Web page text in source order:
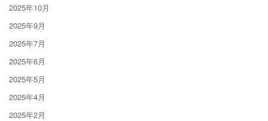
2025年10月
2025年9月
2025年7月
2025年6月
2025年5月
2025年4月
2025年2月